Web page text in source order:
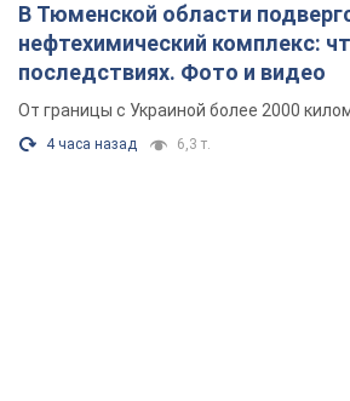
В Тюменской области
нефтехимический комплекс:
последствиях. Фото и видео
От границы с Украиной более 2000
4 часа назад 6,3 т.